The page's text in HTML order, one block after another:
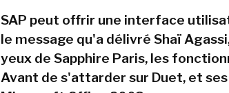
SAP peut offrir une interface
le message qu'a délivré Shaï
yeux de Sapphire Paris, les
Avant de s'attarder sur Duet, et